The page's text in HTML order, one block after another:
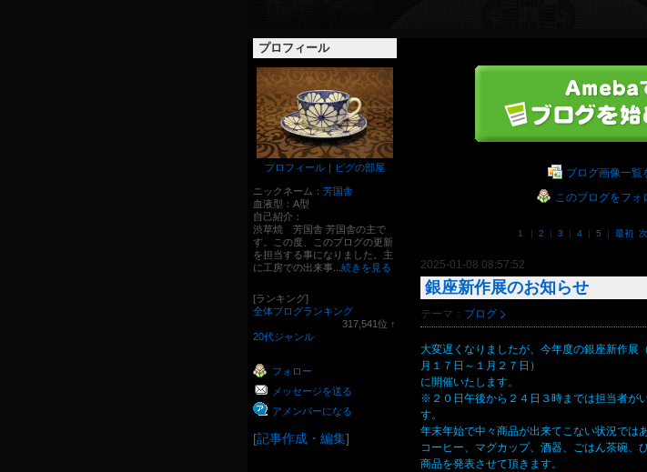
プロフィール
プロフィール ｜ ピグの部屋
ニックネーム： 芳国舎
血液型： A型
自己紹介：
渋草焼 芳国舎 芳国舎の主で
す。この度、このブログの更新
を担当する事になりました。主
に工房での出来事... 続きを見る
[ランキング]
全体ブログランキング
317,541位 ↑
20代ジャンル
フォロー
メッセージを送る
アメンバーになる
[記事作成・編集]
ブログ画像一覧
このブログをフォ
1 | 2 | 3 | 4 | 5 | 最初
2025-01-08 08:57:52
銀座新作展のお知らせ
テーマ： ブログ
大変遅くなりましたが、今年度の銀座新作展
月１７日～１月２７日）
に開催いたします。
※２０日午後から２４日３時までは担当者が
す。
年末年始で中々商品が出来てこない状況では
コーヒー、マグカップ、酒器、ごはん茶碗、
商品を発表させて頂きます。